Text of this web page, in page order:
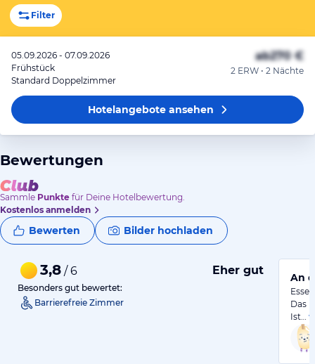
Filter
05.09.2026 - 07.09.2026
Frühstück
Standard Doppelzimmer
ab270 €
2 ERW • 2 Nächte
Hotelangeboteansehen
Bewertungen
Sammle Punkte für Deine Hotelbewertung.
Kostenlos anmelden
Bewerten Bilder hochladen
3,8 / 6 Eher gut
Besonders gut bewertet:
Barrierefreie Zimmer
An
Das
Ist…